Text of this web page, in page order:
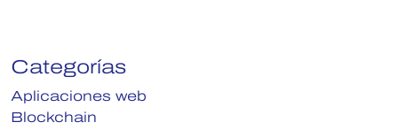
Categorías
Aplicaciones web
Blockchain